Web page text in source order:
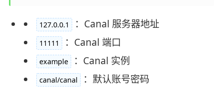
127.0.0.1 ：Canal 服务器地址
11111 ：Canal 端口
example ：Canal 实例
canal/canal ：默认账号密码